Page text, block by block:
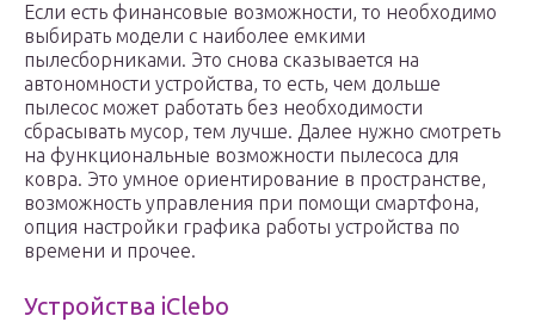
Если есть финансовые возможности, то необходимо
выбирать модели с наиболее емкими
пылесборниками. Это снова сказывается на
автономности устройства, то есть, чем дольше
пылесос может работать без необходимости
сбрасывать мусор, тем лучше. Далее нужно смотреть
на функциональные возможности пылесоса для
ковра. Это умное ориентирование в пространстве,
возможность управления при помощи смартфона,
опция настройки графика работы устройства по
времени и прочее.
Устройства iClebo